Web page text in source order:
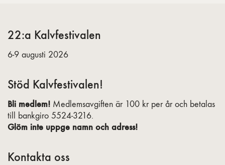
22:a Kalvfestivalen
6-9 augusti 2026
Stöd Kalvfestivalen!
Bli medlem! Medlemsavgiften är 100 kr per år och betalas
till bankgiro 5524-3216.
Glöm inte uppge namn och adress!
Kontakta oss